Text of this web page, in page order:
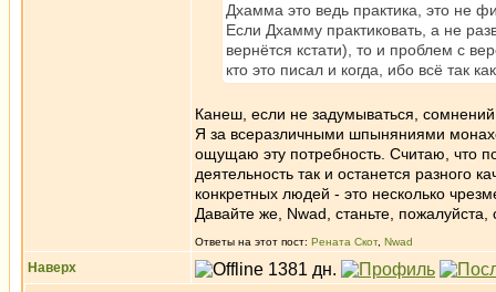
Дхамма это ведь практика, это
Если Дхамму практиковать, а не
вернётся кстати), то и проблем с
кто это писал и когда, ибо всё так
Канеш, если не задумываться, сомнений
Я за всеразличными шпыняниями
ощущаю эту потребность. Считаю, что
деятельность так и останется разного
конкретных людей - это несколько
Давайте же, Nwad, станьте,
Ответы на этот пост: Рената Скот, Nwad
Наверх